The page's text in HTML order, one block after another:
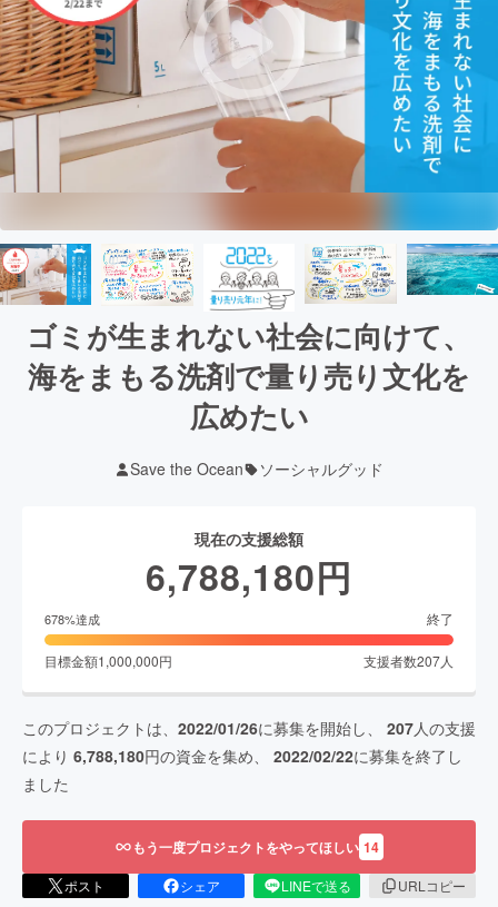
ゴミが生まれない社会に向けて、
海をまもる洗剤で量り売り文化を
広めたい
Save the Ocean ソーシャルグッド
現在の支援総額
6,788,180円
678%達成 終了
目標金額1,000,000円 支援者数207人
このプロジェクトは、 2022/01/26に募集を開始し、 207人の支援
により 6,788,180円の資金を集め、 2022/02/22に募集を終了し
ました
もう一度プロジェクトをやってほしい 14
ポスト シェア LINEで送る
URLコピー